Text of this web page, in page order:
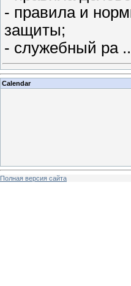
- правила и
защиты;
- служебный ра
Calendar
Полная версия сайта